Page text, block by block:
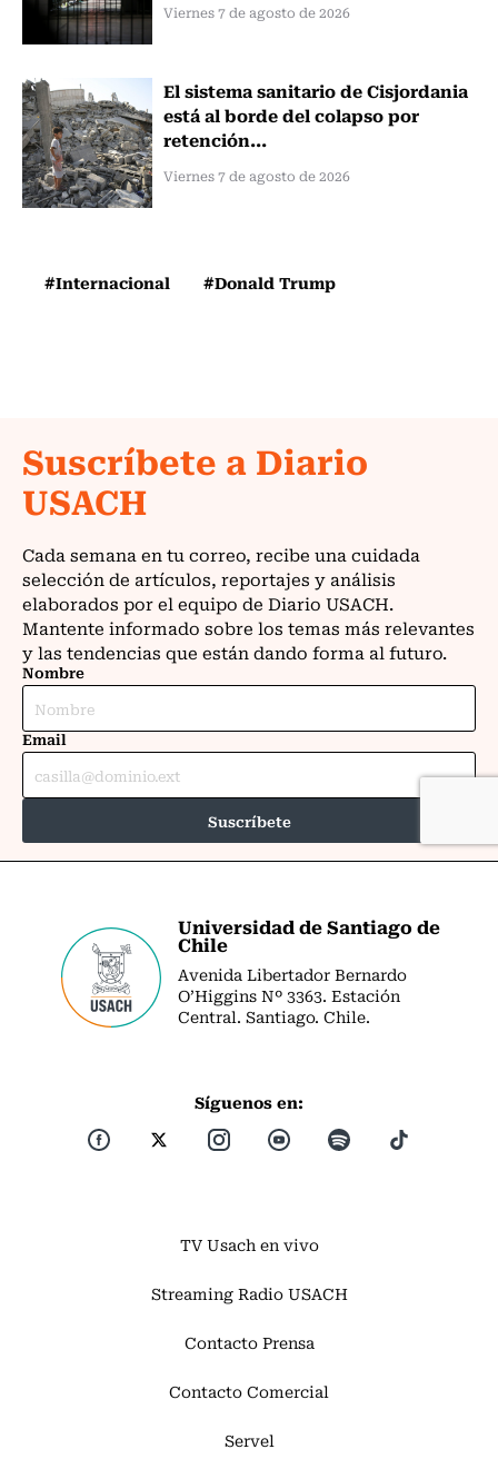
Viernes 7 de agosto de 2026
El sistema sanitario de Cisjordania
está al borde del colapso por
retención...
Viernes 7 de agosto de 2026
#Internacional #Donald Trump
Universidad de Santiago de
Chile
Avenida Libertador Bernardo
O’Higgins Nº 3363. Estación
Central. Santiago. Chile.
Síguenos en:
TV Usach en vivo
Streaming Radio USACH
Contacto Prensa
Contacto Comercial
Servel